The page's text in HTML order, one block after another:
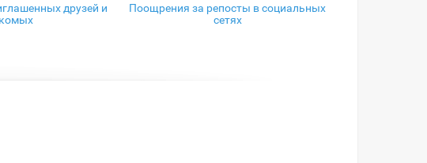
друзей и
Поощрения за репосты в социальных
сетях